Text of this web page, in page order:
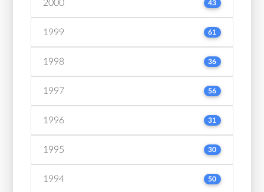
2000 43
1999 61
1998 36
1997 56
1996 31
1995 30
1994 50